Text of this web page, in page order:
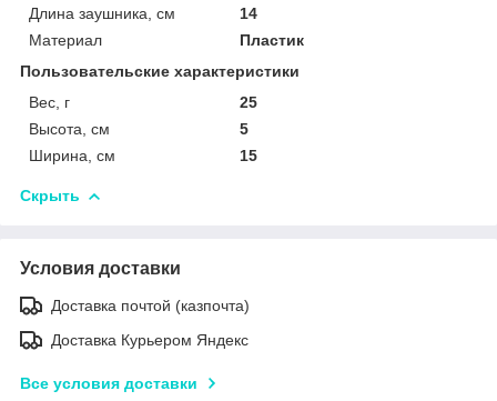
Длина заушника, см
14
Материал
Пластик
Пользовательские характеристики
Вес, г
25
Высота, см
5
Ширина, см
15
Скрыть
Условия доставки
Доставка почтой (казпочта)
Доставка Курьером Яндекс
Все условия доставки